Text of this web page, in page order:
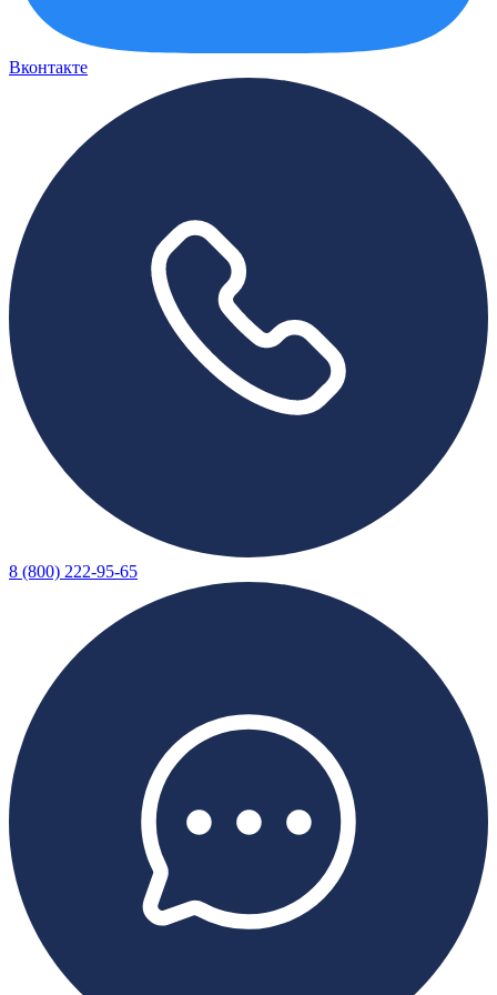
Вконтакте
8 (800) 222-95-65